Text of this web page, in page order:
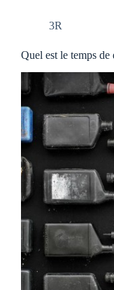
3R
Quel est le temps